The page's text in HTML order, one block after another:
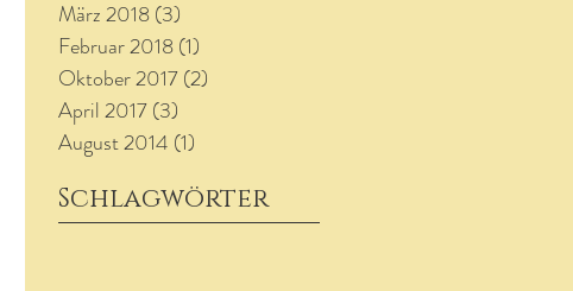
März 2018(3)
Februar 2018(1)
Oktober 2017(2)
April 2017(3)
August 2014 (1)
Schlagwörter